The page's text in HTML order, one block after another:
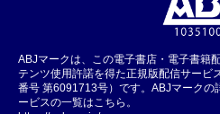
ABJマークは、この電子書店・電子書籍
テンツ使用許諾を得た正規版配信サービ
番号 第6091713号）です。ABJマークの
ービスの一覧はこちら。